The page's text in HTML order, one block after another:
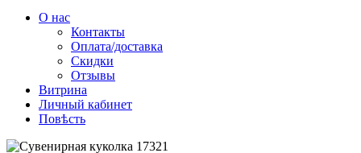
О нас
Контакты
Оплата/доставка
Скидки
Отзывы
Витрина
Личный кабинет
Повѣсть